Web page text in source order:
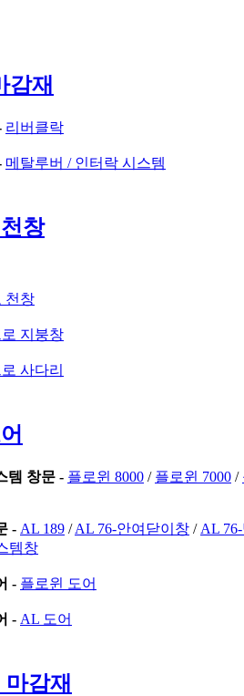
감재
리버클락
메탈루버 / 인터락 시스템
창
천창
지붕창
사다리
템 창문 - 플로윈 8000 / 플로윈 7000 /
- AL 189 /AL 76-안여닫이창 / AL
템창
- 플로윈 도어
- AL 도어
마감재